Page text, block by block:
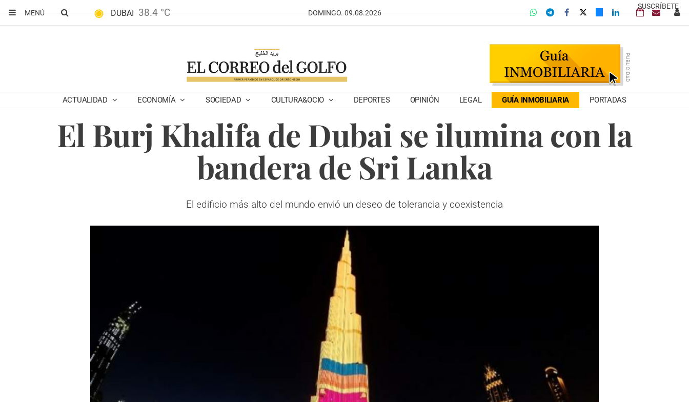
SUSCRÍBETE
MENÚ
DUBAI 38.4 °C DOMINGO. 09.08.2026
ACTUALIDAD ECONOMÍA SOCIEDAD CULTURA&OCIO DEPORTES OPINIÓN LEGAL GUÍA INMOBILIARIA PORTADAS
El Burj Khalifa de Dubai se ilumina con la
bandera de Sri Lanka
El edificio más alto del mundo envió un deseo de tolerancia y coexistencia